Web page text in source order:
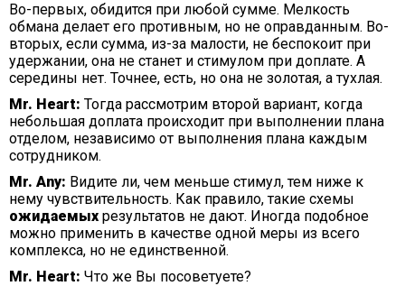
Во-первых, обидится при любой сумме. Мелкость
обмана делает его противным, но не оправданным. Во-
вторых, если сумма, из-за малости, не беспокоит при
удержании, она не станет и стимулом при доплате. А
середины нет. Точнее, есть, но она не золотая, а тухлая.
Mr. Heart: Тогда рассмотрим второй вариант, когда
небольшая доплата происходит при выполнении плана
отделом, независимо от выполнения плана каждым
сотрудником.
Mr. Any: Видите ли, чем меньше стимул, тем ниже к
нему чувствительность. Как правило, такие схемы
ожидаемых результатов не дают. Иногда подобное
можно применить в качестве одной меры из всего
комплекса, но не единственной.
Mr. Heart: Что же Вы посоветуете?